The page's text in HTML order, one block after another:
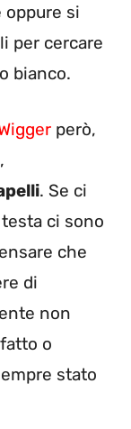
oppure si
per cercare
bianco.
però,
. Se ci
ci sono
che
di
non
o
stato